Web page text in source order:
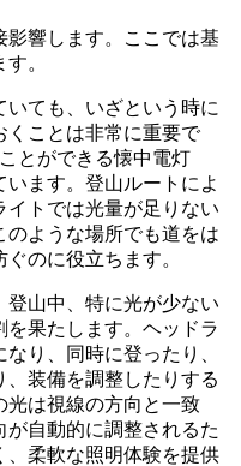
響します。ここでは基
。
ても、いざという時に
くことは非常に重要で
とができる懐中電灯
ます。登山ルートによ
イトでは光量が足りない
ような場所でも道をは
のに役立ちます。
登山中、特に光が少ない
果たします。ヘッドラ
り、同時に登ったり、
、装備を調整したりする
光は視線の方向と一致
が自動的に調整されるた
、柔軟な照明体験を提供